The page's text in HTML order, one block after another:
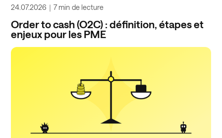
24.07.2026 ｜7 min de lecture
Order to cash (O2C) : définition, étapes et
enjeux pour les PME